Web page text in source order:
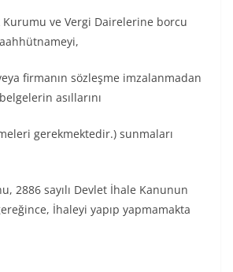
Kurumu ve Vergi Dairelerine borcu
firmanın sözleşme imzalanmadan
asıllarını
gerekmektedir.) sunmaları
2886 sayılı Devlet İhale Kanunun
İhaleyi yapıp yapmamakta